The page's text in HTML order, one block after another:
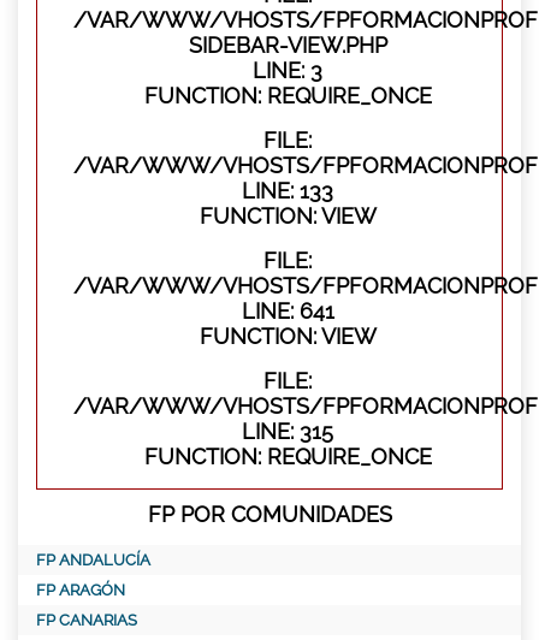
/VAR/WWW/VHOSTS/
SIDEBAR-VIEW.PHP
LINE: 3
FUNCTION: REQUIRE_ONCE
FILE:
/VAR/WWW/VHOSTS/
LINE: 133
FUNCTION: VIEW
FILE:
/VAR/WWW/VHOSTS/
LINE: 641
FUNCTION: VIEW
FILE:
/VAR/WWW/VHOSTS/
LINE: 315
FUNCTION: REQUIRE_ONCE
FP POR COMUNIDADES
FP ANDALUCÍA
FP ARAGÓN
FP CANARIAS